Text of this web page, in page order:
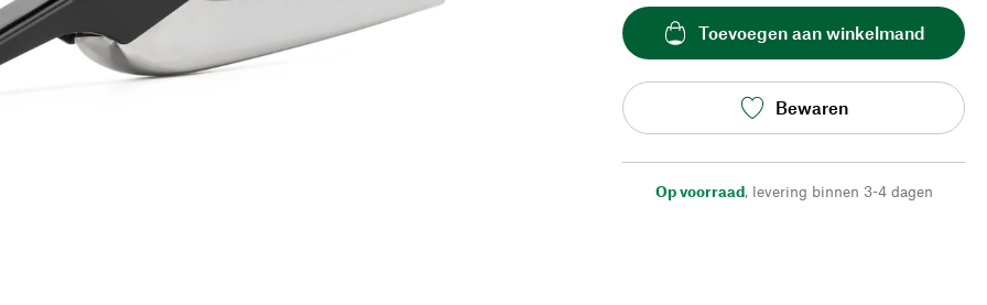
Toevoegen aan winkelmand
Bewaren
Op voorraad, levering binnen 3-4 dagen